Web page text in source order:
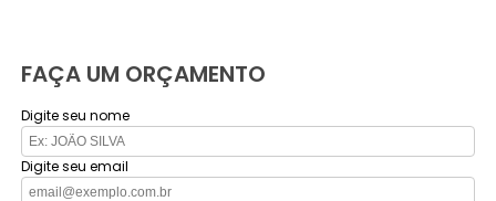
FAÇA UM ORÇAMENTO
Digite seu nome
Digite seu email